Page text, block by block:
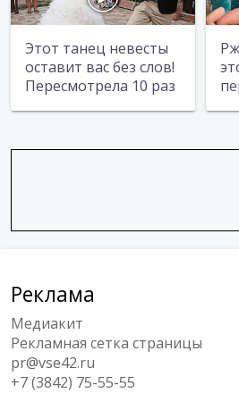
Этот танец невесты
оставит вас без слов!
Пересмотрела 10 раз
Реклама
Медиакит
Рекламная сетка страницы
pr@vse42.ru
+7 (3842) 75-55-55